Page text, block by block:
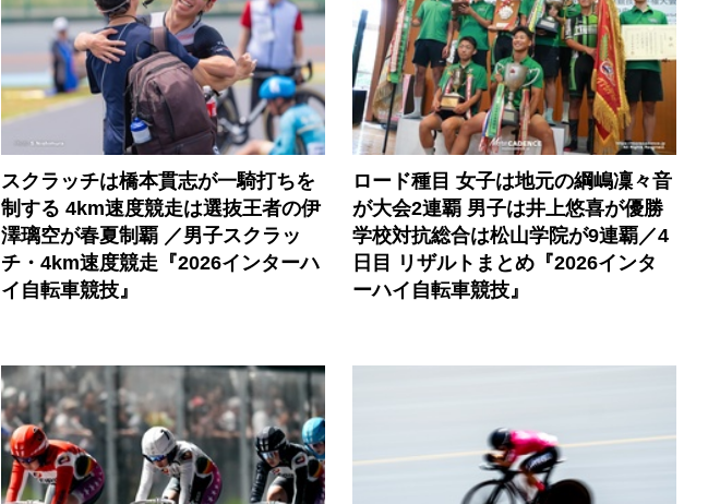
スクラッチは橋本貫志が一騎打ちを
制する 4km速度競走は選抜王者の伊
澤璃空が春夏制覇 ／男子スクラッ
チ・4km速度競走『2026インターハ
イ自転車競技』
ロード種目 女子は地元の綱嶋凜々音
が大会2連覇 男子は井上悠喜が優勝
学校対抗総合は松山学院が9連覇／4
日目 リザルトまとめ『2026インタ
ーハイ自転車競技』